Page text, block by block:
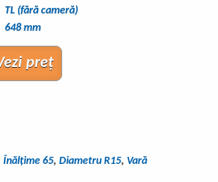
TL (fără cameră)
648 mm
preț
Înălţime 65, Diametru R15, Vară